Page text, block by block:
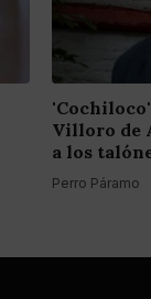
Villoro de
a los
Perro Páramo